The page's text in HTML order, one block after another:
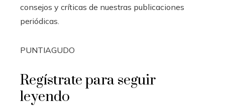
consejos y críticas de nuestras publicaciones
periódicas.
PUNTIAGUDO
Regístrate para seguir
leyendo